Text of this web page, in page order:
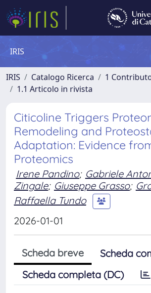
IRIS
IRIS Catalogo Ricerca
1
1.1 Articolo in rivista
Citicoline Triggers
Remodeling and
Adaptation: Evidence
Proteomics
Irene Pandino; Gabriele
Zingale; Giuseppe Grasso;
Raffaella Tundo
2026-01-01
Scheda breve
Scheda
Scheda completa (DC)